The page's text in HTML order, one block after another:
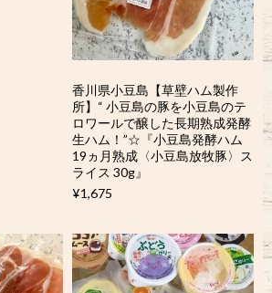
香川県小豆島【草壁ハム製作
所】“ 小豆島の豚を小豆島のテ
ロワールで醸した長期熟成発酵
生ハム！”☆『小豆島発酵ハム
19ヵ月熟成〈小豆島放牧豚〉ス
ライス 30g』
¥1,675